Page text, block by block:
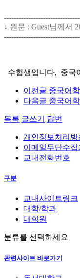
↓ 원문 : Guest님께서
수험생입니다, 중국
이전글 중국어
다음글 중국어
목록 글쓰기 답변
개인정보처리방
이메일무단수집
교내전화번호
구분
교내사이트링크
대학/학과
대학원
분류를 선택하세요
관련사이트 바로가기